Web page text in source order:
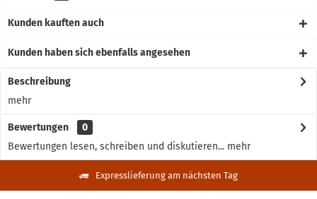
Kunden kauften auch
Kunden haben sich ebenfalls angesehen
Beschreibung
mehr
Bewertungen
0
Bewertungen lesen, schreiben und diskutieren... mehr
Expresslieferung am nächsten Tag